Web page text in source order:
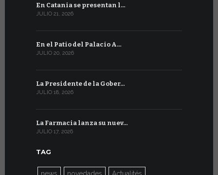
En Catania se presentan l…
JULIO 21, 2026
En el Patio del Palacio A…
JULIO 20, 2026
La Presidente de la Gober…
JULIO 18, 2026
La Farmacia lanza su nuev…
JULIO 17, 2026
TAG
news novedades Actualités